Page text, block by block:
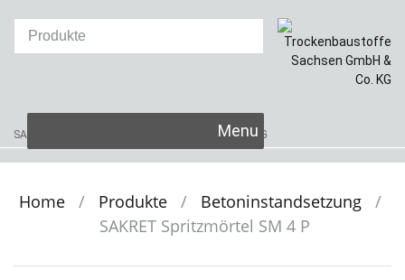
SAKRET Trockenbaustoffe Sachsen GmbH & Co. KG
to
Home / Produkte / Betoninstandsetzung
/
SAKRET Spritzmörtel SM 4 P